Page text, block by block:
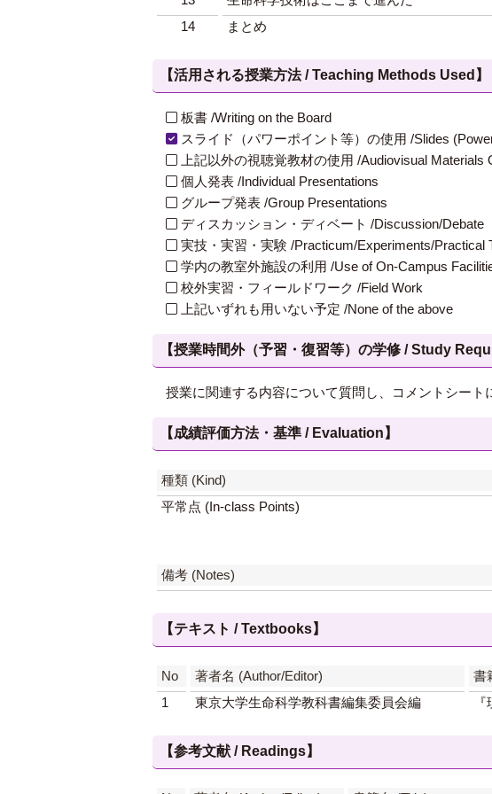
14
まとめ
【活用される授業方法 / Teaching Methods Used】
板書 /Writing on the Board
スライド（パワーポイント等）の使用 /Slides
上記以外の視聴覚教材の使用 /Audiovisual Materials
個人発表 /Individual Presentations
グループ発表 /Group Presentations
ディスカッション・ディベート /Discussion/Debate
実技・実習・実験 /Practicum/Experiments/Practical
学内の教室外施設の利用 /Use of On-Campus
校外実習・フィールドワーク /Field Work
上記いずれも用いない予定 /None of the above
【授業時間外（予習・復習等）の学修 / Study
授業に関連する内容について質問し、コメントシート
【成績評価方法・基準 / Evaluation】
種類 (Kind)
平常点 (In-class Points)
備考 (Notes)
【テキスト / Textbooks】
No 著者名 (Author/Editor) 書
1
東京大学生命科学教科書編集委員会編
【参考文献 / Readings】